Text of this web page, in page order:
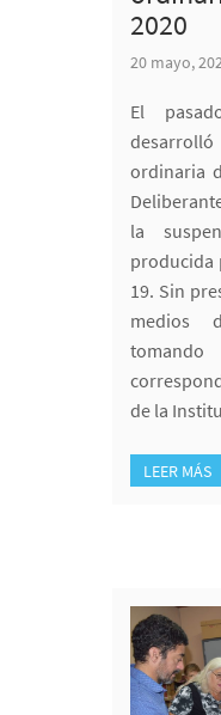
2020
20 mayo,
El
ordinaria
la
producida
19. Sin
medios
tomando
de la
LEER MÁS